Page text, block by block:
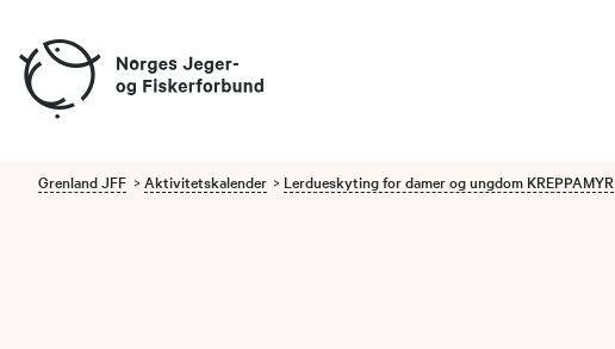
Grenland JFF Aktivitetskalender Lerdueskyting for damer og ungdom KREPPAMYR